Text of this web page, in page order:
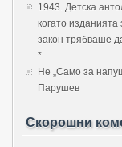
1943. Детска
когато
закон трябваше
*
Не „Само за
Парушев
Скорошни